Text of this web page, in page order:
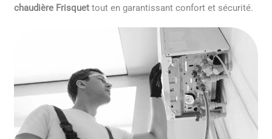
chaudière Frisquet tout en garantissant confort et sécurité.